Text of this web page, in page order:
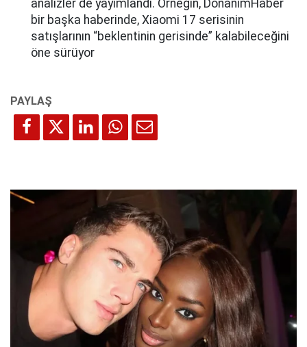
analizler de yayımlandı. Örneğin, DonanımHaber
bir başka haberinde, Xiaomi 17 serisinin
satışlarının “beklentinin gerisinde” kalabileceğini
öne sürüyor